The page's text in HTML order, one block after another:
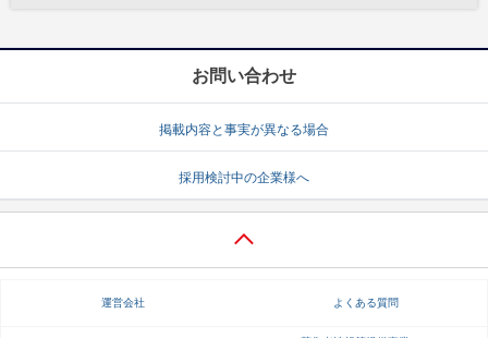
お問い合わせ
掲載内容と事実が異なる場合
採用検討中の企業様へ
運営会社 よくある質問